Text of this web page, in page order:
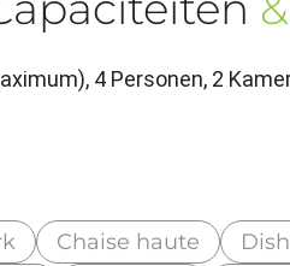
4 Personen, 2
Chaise haute